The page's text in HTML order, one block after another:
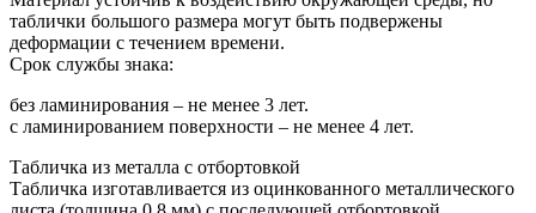
таблички большого размера могут быть подвержены
деформации с течением времени.
Срок службы знака:
без ламинирования – не менее 3 лет.
c ламинированием поверхности – не менее 4 лет.
Табличка из металла с отбортовкой
Табличка изготавливается из оцинкованного металлического